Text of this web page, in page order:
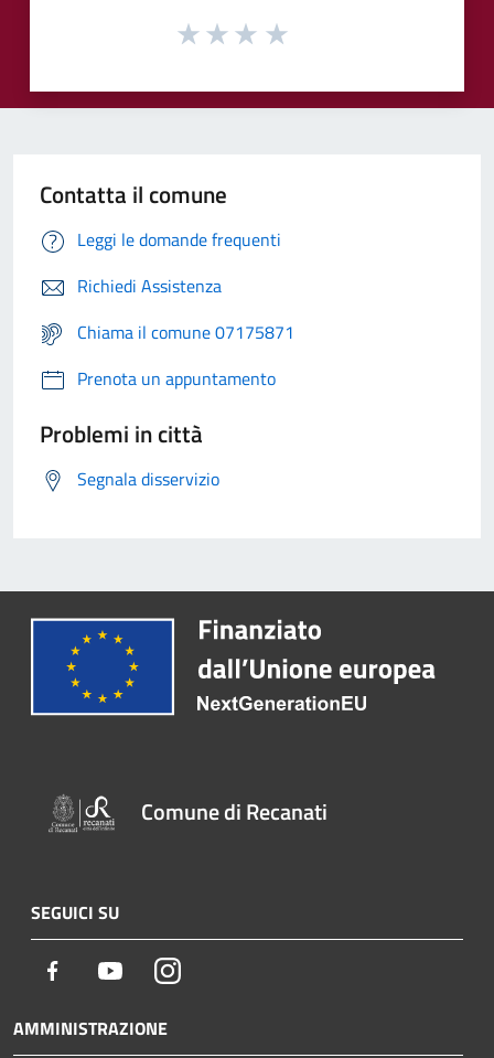
Contatta il comune
Leggi le domande frequenti
Richiedi Assistenza
Chiama il comune 07175871
Prenota un appuntamento
Problemi in città
Segnala disservizio
Comune di Recanati
SEGUICI SU
Facebook YoutubeInstagram
AMMINISTRAZIONE